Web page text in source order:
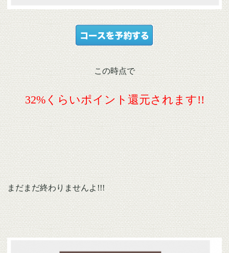
この時点で
32%くらいポイント還元されます!!
まだまだ終わりませんよ!!!